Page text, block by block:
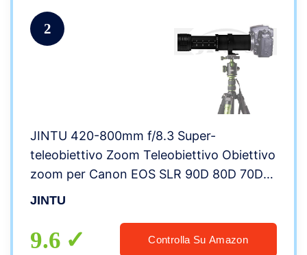
2
JINTU 420-800mm f/8.3 Super-
teleobiettivo Zoom Teleobiettivo Obiettivo
zoom per Canon EOS SLR 90D 80D 70D
60D 1D 5D Mark IV III 6D 7D II 4000D
750D
JINTU
9.6 Controlla Su Amazon